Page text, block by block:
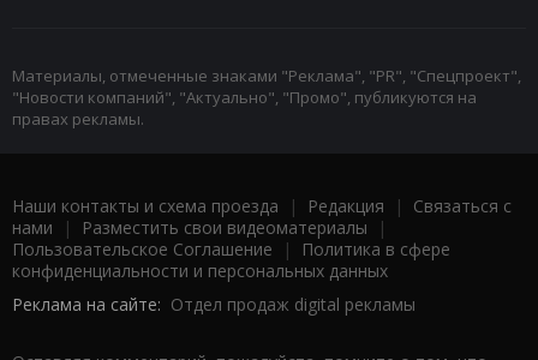
Материалы, отмеченные знаками "Реклама", "PR", "Спецпроект",
"Новости компаний", "Актуально", "Промо", публикуются на
правах рекламы.
Наши контакты и схема проезда | Редакция | Связаться с
нами | Разместить свои видеоматериалы |
Пользовательское Соглашение |
Политика в сфере
конфиденциальности и персональных данных
Реклама на сайте: Отдел продаж digital рекламы